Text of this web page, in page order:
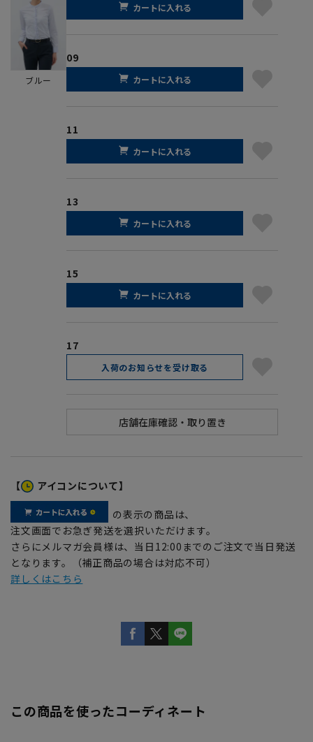
ブルー
カートに入れる
09
カートに入れる
11
カートに入れる
13
カートに入れる
15
カートに入れる
17
入荷のお知らせを受け取る
【 アイコンについて】
の表示の商品は、
注文画面でお急ぎ発送を選択いただけます。
さらにメルマガ会員様は、当日12:00までのご注文で当日発送
となります。（補正商品の場合は対応不可）
詳しくはこちら
この商品を使ったコーディネート